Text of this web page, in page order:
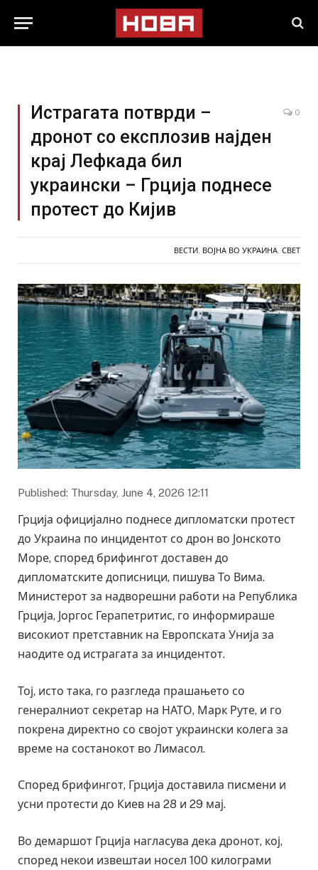
Истрагата потврди –
дронот со експлозив најден
крај Лефкада бил
украински – Грција поднесе
протест до Кијив
0
ВЕСТИ ВОЈНА ВО УКРАИНА СВЕТ
Published: Thursday, June 4, 2026 12:11
Грција официјално поднесе дипломатски протест
до Украина по инцидентот со дрон во Јонското
Море, според брифингот доставен до
дипломатските дописници, пишува То Вима.
Министерот за надворешни работи на Република
Грција, Јоргос Герапетритис, го информираше
високиот претставник на Европската Унија за
наодите од истрагата за инцидентот.
Тој, исто така, го разгледа прашањето со
генералниот секретар на НАТО, Марк Руте, и го
покрена директно со својот украински колега за
време на состанокот во Лимасол.
Според брифингот, Грција доставила писмени и
усни протести до Киев на 28 и 29 мај.
Во демаршот Грција нагласува дека дронот, кој,
според некои извештаи носел 100 килограми